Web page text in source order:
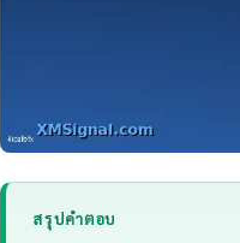
สรุปคำตอบ